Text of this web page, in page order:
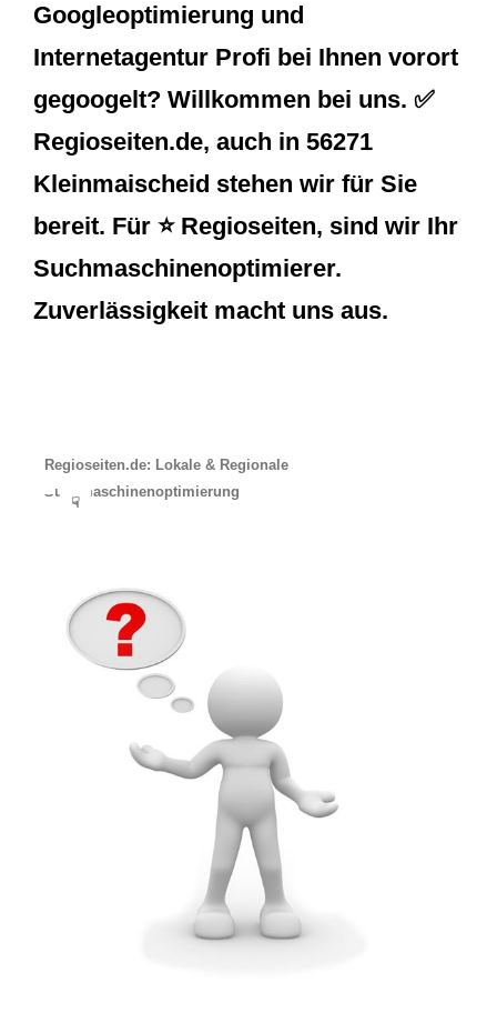
Googleoptimierung und
Internetagentur Profi bei Ihnen vorort
gegoogelt? Willkommen bei uns. ✅
Regioseiten.de, auch in 56271
Kleinmaischeid stehen wir für Sie
bereit. Für ⭐ Regioseiten, sind wir Ihr
Suchmaschinenoptimierer.
Zuverlässigkeit macht uns aus.
Regioseiten.de: Lokale & Regionale
Suchmaschinenoptimierung
☟